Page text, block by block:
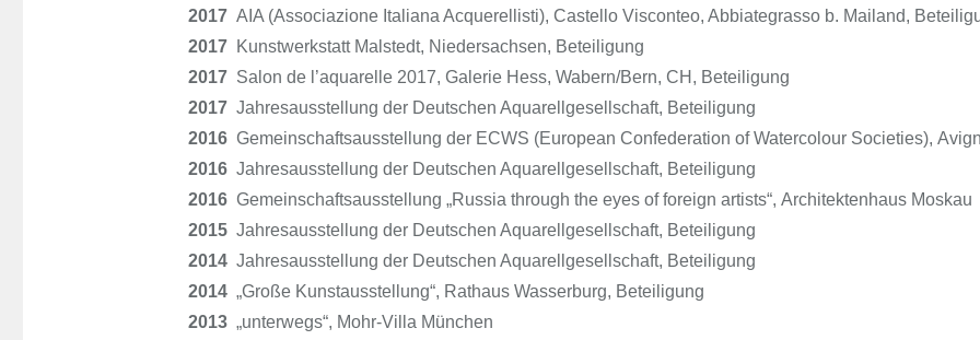
2017AIA (Associazione Italiana Acquerellisti), Castello Visconteo, Abbiategrasso b. Mailand,
2017 Kunstwerkstatt Malstedt, Niedersachsen, Beteiligung
2017 Salon de l’aquarelle 2017, Galerie Hess, Wabern/Bern, CH, Beteiligung
2017 Jahresausstellung der Deutschen Aquarellgesellschaft, Beteiligung
2016 Gemeinschaftsausstellung der ECWS (European Confederation of Watercolour Societies),
2016 Jahresausstellung der Deutschen Aquarellgesellschaft, Beteiligung
2016 Gemeinschaftsausstellung „Russia through the eyes of foreign artists“, Architektenhaus Moskau
2015 Jahresausstellung der Deutschen Aquarellgesellschaft, Beteiligung
2014 Jahresausstellung der Deutschen Aquarellgesellschaft, Beteiligung
2014 „Große Kunstausstellung“, Rathaus Wasserburg, Beteiligung
2013 „unterwegs“, Mohr-Villa München